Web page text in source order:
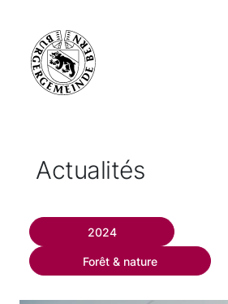
Actualités
2024
Forêt & nature